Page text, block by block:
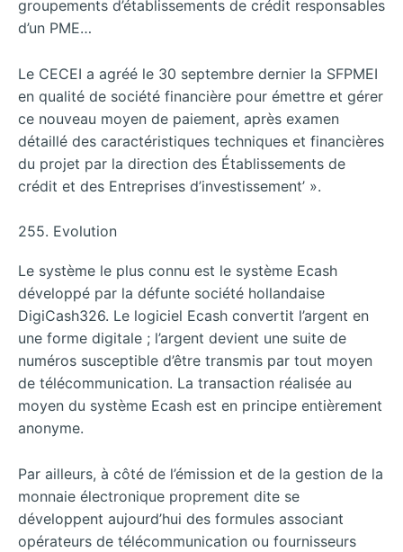
groupements d’établissements de crédit responsables
d’un PME…
Le CECEI a agréé le 30 septembre dernier la SFPMEI
en qualité de société financière pour émettre et gérer
ce nouveau moyen de paiement, après examen
détaillé des caractéristiques techniques et financières
du projet par la direction des Établissements de
crédit et des Entreprises d’investissement’ ».
255. Evolution
Le système le plus connu est le système Ecash
développé par la défunte société hollandaise
DigiCash326. Le logiciel Ecash convertit l’argent en
une forme digitale ; l’argent devient une suite de
numéros susceptible d’être transmis par tout moyen
de télécommunication. La transaction réalisée au
moyen du système Ecash est en principe entièrement
anonyme.
Par ailleurs, à côté de l’émission et de la gestion de la
monnaie électronique proprement dite se
développent aujourd’hui des formules associant
opérateurs de télécommunication ou fournisseurs